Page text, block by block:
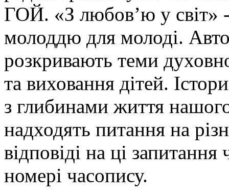
ГОЙ. «З любов’ю у світ»
молоддю для молоді.
розкривають теми
та виховання дітей.
з глибинами життя
надходять питання на
відповіді на ці
номері часопису.